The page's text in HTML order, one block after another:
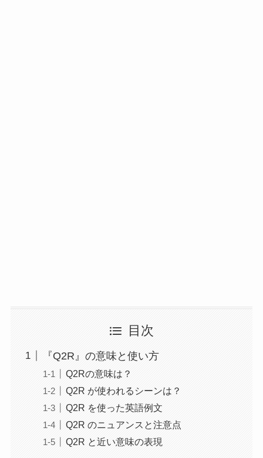
目次
『Q2R』の意味と使い方
Q2Rの意味は？
Q2R が使われるシーンは？
Q2R を使った英語例文
Q2R のニュアンスと注意点
Q2R と近い意味の表現